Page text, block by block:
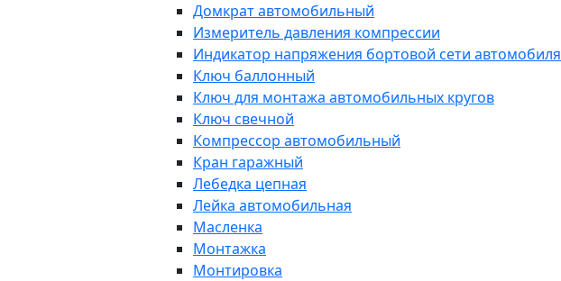
Домкрат автомобильный
Измеритель давления компрессии
Индикатор напряжения бортовой сети автомобиля
Ключ баллонный
Ключ для монтажа автомобильных кругов
Ключ свечной
Компрессор автомобильный
Кран гаражный
Лебедка цепная
Лейка автомобильная
Масленка
Монтажка
Монтировка